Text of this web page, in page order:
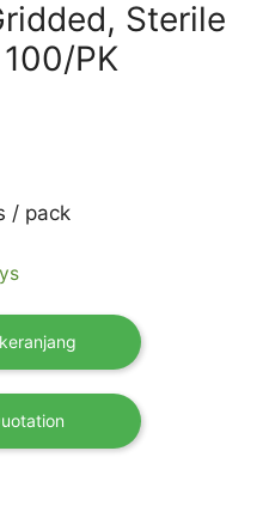
Sterile
PK
/ pack